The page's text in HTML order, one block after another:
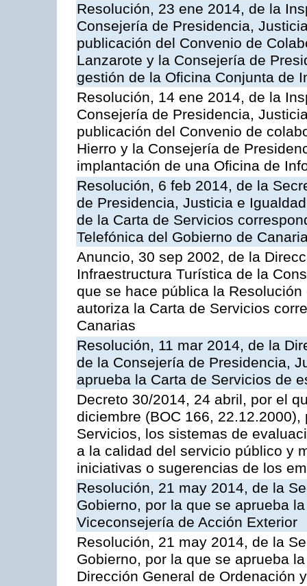
Resolución, 23 ene 2014, de la
Consejería de Presidencia,
publicación del Convenio de
Lanzarote y la Consejería de
gestión de la Oficina Conjunta de
Resolución, 14 ene 2014, de la
Consejería de Presidencia,
publicación del Convenio de
Hierro y la Consejería de
implantación de una Oficina de
Resolución, 6 feb 2014, de la
de Presidencia, Justicia e
de la Carta de Servicios
Telefónica del Gobierno de
Anuncio, 30 sep 2002, de la
Infraestructura Turística de la
que se hace pública la
autoriza la Carta de Servicios
Canarias
Resolución, 11 mar 2014, de la
de la Consejería de Presidencia,
aprueba la Carta de Servicios de
Decreto 30/2014, 24 abril, por el
diciembre (BOC 166,
Servicios, los sistemas de
a la calidad del servicio público y
iniciativas o sugerencias de los
Resolución, 21 may 2014, de la
Gobierno, por la que se aprueba
Viceconsejería de Acción Exterior
Resolución, 21 may 2014, de la
Gobierno, por la que se aprueba
Dirección General de Ordenación